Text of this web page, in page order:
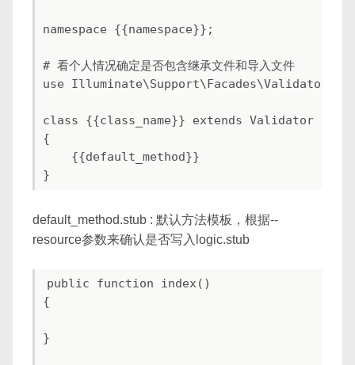
namespace {{namespace}};
# 看个人情况确定是否包含继承文件和导入文件
use Illuminate\Support\Facades\Validator;
class {{class_name}} extends Validator
{
    {{default_method}}
default_method.stub : 默认方法模板，根据--
resource参数来确认是否写入logic.stub
public function index()
{
}